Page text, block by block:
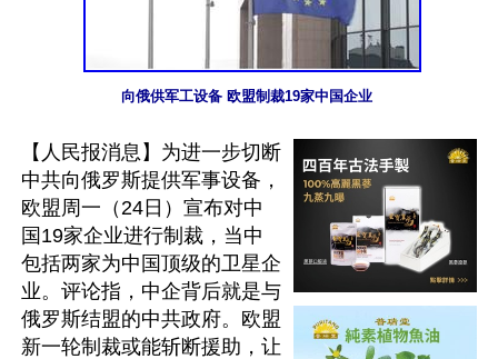
向俄供军工设备 欧盟制裁19家中国企业
【人民报消息】为进一步切断
中共向俄罗斯提供军事设备，
欧盟周一（24日）宣布对中
国19家企业进行制裁，当中
包括两家为中国顶级的卫星企
业。评论指，中企背后就是与
俄罗斯结盟的中共政府。欧盟
新一轮制裁或能斩断援助，让